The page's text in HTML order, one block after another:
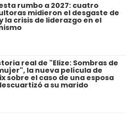
rumbo a 2027: cuatro
midieron el desgaste de
la crisis de liderazgo en el
real de "Elize: Sombras de
la nueva película de
sobre el caso de una esposa
a su marido